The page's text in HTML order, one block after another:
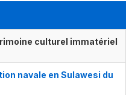
culturel immatériel
navale en Sulawesi du